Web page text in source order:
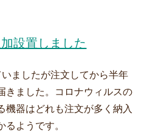
設置しました
ましたが注文してから半年
きました。コロナウィルスの
機器はどれも注文が多く納入
るようです。